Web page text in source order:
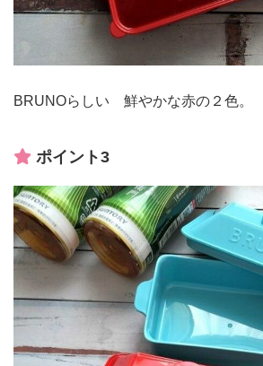
BRUNOらしい 鮮やかな赤の２色。
ポイント3